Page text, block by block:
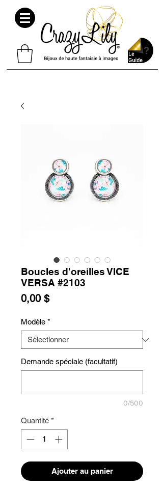
Boucles d'oreilles VICE
VERSA #2103
0,00 $Prix
Modèle *
Demande spéciale (facultatif)
0/500
Quantité *
Ajouter au panier